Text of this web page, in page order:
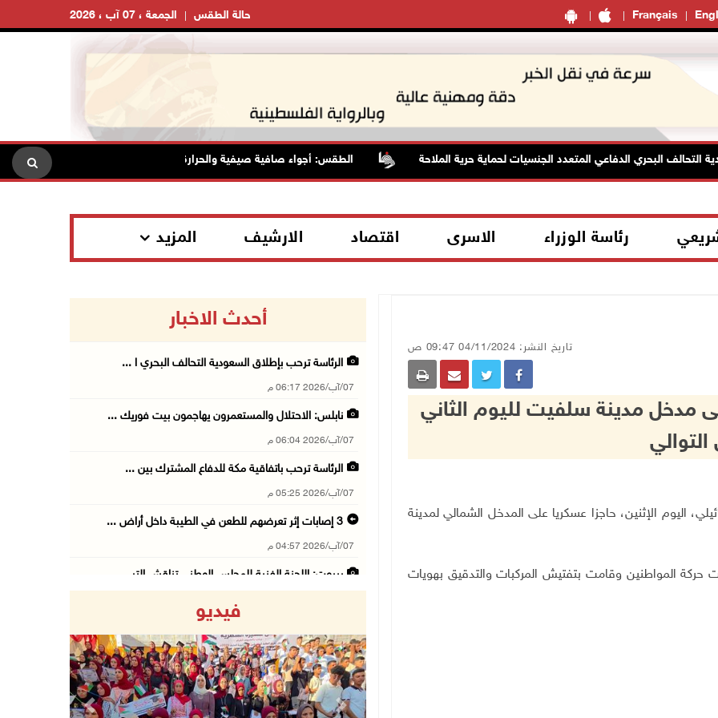
Français الجمعة ، 07 آب ، 2026 حالة الطقس
البحري الدفاعي المتعدد الجنسيات لحماية حرية الملاحة الطقس: أجواء صافية صيفية والحرارة حول معدلها العام محافظة
رئاسة الوزراء الاسرى اقتصاد الارشيف المزيد
تاريخ النشر: 04/11/2024 09:47 ص
مدخل مدينة سلفيت لليوم الثاني
الإسرائيلي، اليوم الإثنين، حاجزا عسكريا على المدخل الشمالي لمدينة
حركة المواطنين وقامت بتفتيش المركبات والتدقيق بهويات
أحدث الاخبار
الرئاسة ترحب بإطلاق السعودية التحالف البحري ا ...
07/آب/2026 06:17 م
نابلس: الاحتلال والمستعمرون يهاجمون بيت فوريك ...
07/آب/2026 06:04 م
الرئاسة ترحب باتفاقية مكة للدفاع المشترك بين ...
07/آب/2026 05:25 م
3 إصابات إثر تعرضهم للطعن في الطيبة داخل أراض ...
07/آب/2026 04:57 م
بيروت: اللجنة الفنية للمجلس الوطني تناقش التر ...
07/آب/2026 02:38 م
70 ألفا يؤدون صلاة الجمعة في المسجد الأقصى
07/آب/2026 02:29 م
فيديو
Previous Next